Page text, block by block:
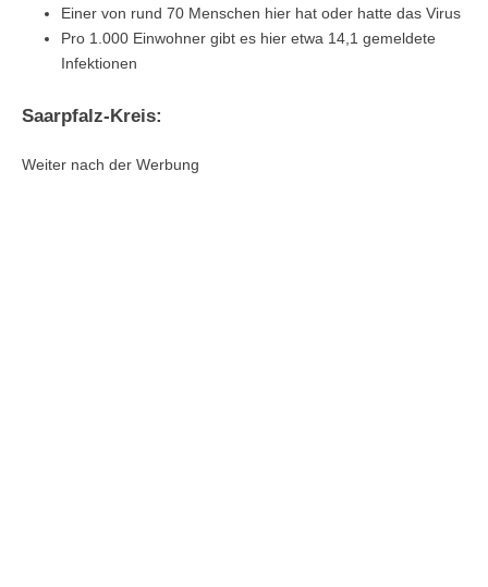
Einer von rund 70 Menschen hier hat oder hatte das Virus
Pro 1.000 Einwohner gibt es hier etwa 14,1 gemeldete
Infektionen
Saarpfalz-Kreis:
Weiter nach der Werbung